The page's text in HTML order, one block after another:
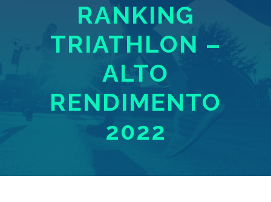
RANKING
TRIATHLON –
ALTO
RENDIMENTO
2022